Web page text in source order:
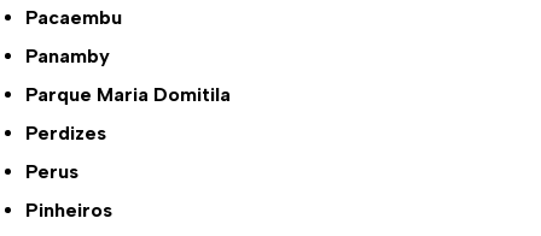
Pacaembu
Panamby
Parque Maria Domitila
Perdizes
Perus
Pinheiros